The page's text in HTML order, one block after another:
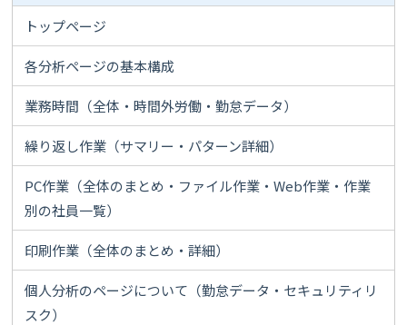
トップページ
各分析ページの基本構成
業務時間（全体・時間外労働・勤怠データ）
繰り返し作業（サマリー・パターン詳細）
PC作業（全体のまとめ・ファイル作業・Web作業・作業
別の社員一覧）
印刷作業（全体のまとめ・詳細）
個人分析のページについて（勤怠データ・セキュリティリ
スク）